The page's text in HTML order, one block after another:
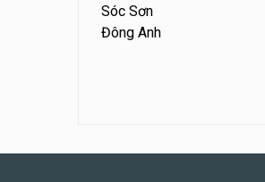
Sóc Sơn
Đông Anh